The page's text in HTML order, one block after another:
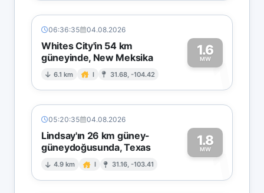
06:36:35 04.08.2026
Whites City'in 54 km
güneyinde, New Meksika
6.1 km I 31.68, -104.42
1.6
MW1
05:20:35 04.08.2026
Lindsay'ın 26 km güney-
güneydoğusunda, Texas
4.9 km I 31.16, -103.41
1.8
MW1